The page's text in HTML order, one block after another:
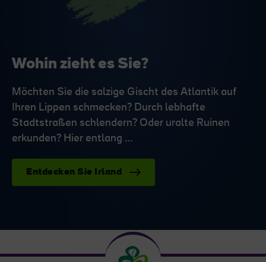
Wohin zieht es Sie?
Möchten Sie die salzige Gischt des Atlantik auf
Ihren Lippen schmecken? Durch lebhafte
Stadtstraßen schlendern? Oder uralte Ruinen
erkunden? Hier entlang …
Entdecken Sie Irland